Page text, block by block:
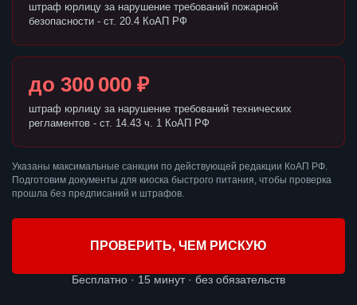
штраф юрлицу за нарушение требований пожарной
безопасности - ст. 20.4 КоАП РФ
до 300 000 ₽
штраф юрлицу за нарушение требований технических
регламентов - ст. 14.43 ч. 1 КоАП РФ
Указаны максимальные санкции по действующей редакции КоАП РФ.
Подготовим документы для киоска быстрого питания, чтобы проверка
прошла без предписаний и штрафов.
ПРОВЕРИТЬ, ЧЕМ РИСКУЮ
Бесплатно · 15 минут · без обязательств